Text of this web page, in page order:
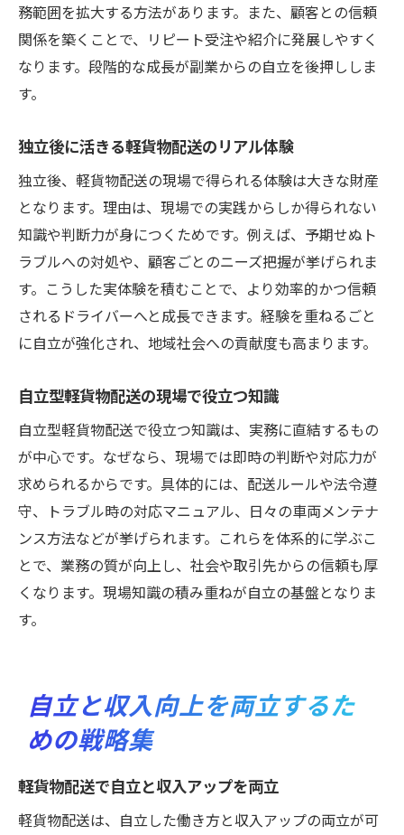
務範囲を拡大する方法があります。また、顧客との信頼
関係を築くことで、リピート受注や紹介に発展しやすく
なります。段階的な成長が副業からの自立を後押ししま
す。
独立後に活きる軽貨物配送のリアル体験
独立後、軽貨物配送の現場で得られる体験は大きな財産
となります。理由は、現場での実践からしか得られない
知識や判断力が身につくためです。例えば、予期せぬト
ラブルへの対処や、顧客ごとのニーズ把握が挙げられま
す。こうした実体験を積むことで、より効率的かつ信頼
されるドライバーへと成長できます。経験を重ねるごと
に自立が強化され、地域社会への貢献度も高まります。
自立型軽貨物配送の現場で役立つ知識
自立型軽貨物配送で役立つ知識は、実務に直結するもの
が中心です。なぜなら、現場では即時の判断や対応力が
求められるからです。具体的には、配送ルールや法令遵
守、トラブル時の対応マニュアル、日々の車両メンテナ
ンス方法などが挙げられます。これらを体系的に学ぶこ
とで、業務の質が向上し、社会や取引先からの信頼も厚
くなります。現場知識の積み重ねが自立の基盤となりま
す。
自立と収入向上を両立するた
めの戦略集
軽貨物配送で自立と収入アップを両立
軽貨物配送は、自立した働き方と収入アップの両立が可